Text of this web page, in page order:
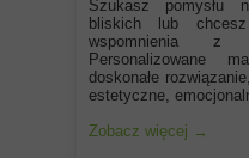
Szukasz pomysłu
bliskich lub chcesz
wspomnienia z
Personalizowane
doskonałe
estetyczne,
Zobacz więcej →